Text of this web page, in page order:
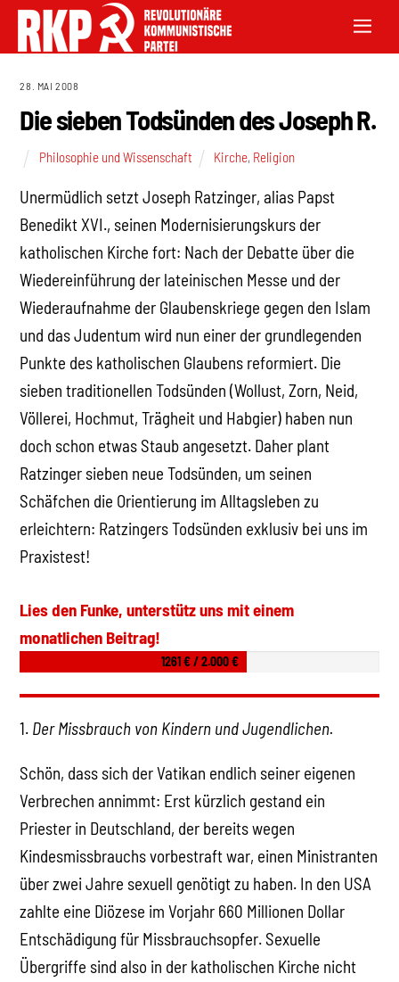
28. MAI 2008
Die sieben Todsünden des Joseph R.
Philosophie und Wissenschaft Kirche, Religion
Unermüdlich setzt Joseph Ratzinger, alias Papst
Benedikt XVI., seinen Modernisierungskurs der
katholischen Kirche fort: Nach der Debatte über die
Wiedereinführung der lateinischen Messe und der
Wiederaufnahme der Glaubenskriege gegen den Islam
und das Judentum wird nun einer der grundlegenden
Punkte des katholischen Glaubens reformiert. Die
sieben traditionellen Todsünden (Wollust, Zorn, Neid,
Völlerei, Hochmut, Trägheit und Habgier) haben nun
doch schon etwas Staub angesetzt. Daher plant
Ratzinger sieben neue Todsünden, um seinen
Schäfchen die Orientierung im Alltagsleben zu
erleichtern: Ratzingers Todsünden exklusiv bei uns im
Praxistest!
Lies den Funke, unterstütz uns mit einem
monatlichen Beitrag!
1261 € / 2.000 €
1. Der Missbrauch von Kindern und Jugendlichen.
Schön, dass sich der Vatikan endlich seiner eigenen
Verbrechen annimmt: Erst kürzlich gestand ein
Priester in Deutschland, der bereits wegen
Kindesmissbrauchs vorbestraft war, einen Ministranten
über zwei Jahre sexuell genötigt zu haben. In den USA
zahlte eine Diözese im Vorjahr 660 Millionen Dollar
Entschädigung für Missbrauchsopfer. Sexuelle
Übergriffe sind also in der katholischen Kirche nicht